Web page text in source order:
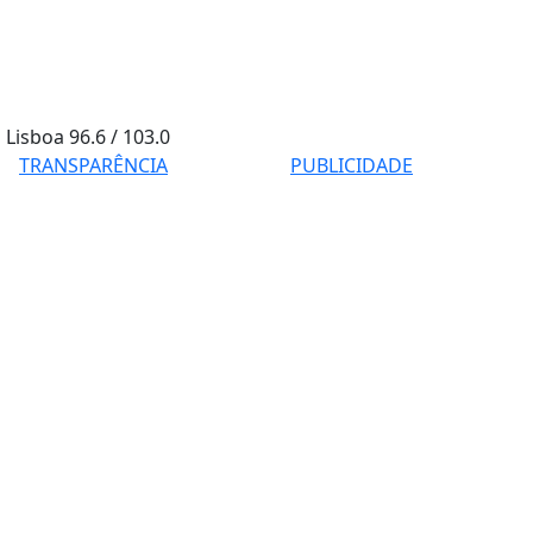
Lisboa96.6 / 103.0
TRANSPARÊNCIA
PUBLICIDADE